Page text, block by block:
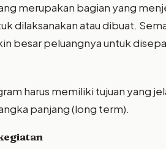
merupakan bagian yang
dilaksanakan atau dibuat.
besar peluangnya untuk
harus memiliki tujuan yang
panjang (long term).